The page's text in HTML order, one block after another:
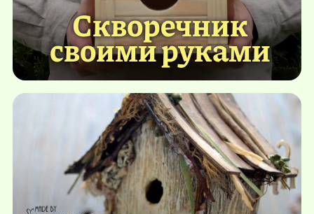
Скворечник
своими руками